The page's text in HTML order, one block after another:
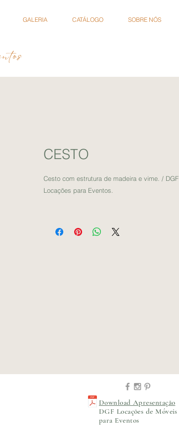
GALERIA CATÁLOGO SOBRE NÓS
CESTO
Cesto com estrutura de madeira e vime. / DGF
Locações para Eventos.
Download Apresentação
DGF Locações de Móveis
para Eventos